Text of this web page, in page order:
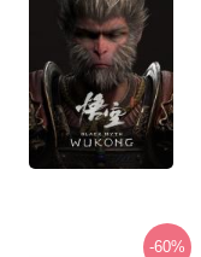
-60%